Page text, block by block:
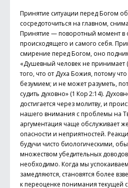
Принятие ситуации перед Богом
сосредоточиться на главном,
Принятие — поворотный момент в
происходящего и самого себя.
смирение перед Богом, оно
«Душевный человек не принимает
того, что от Духа Божия, потому
безумием; и не может разуметь,
судить духовно» (1 Кор 2:14).
достигается через молитву, и
нашего внимания с проблемы на
аргументация чаще обслуживает
опасности и неприятностей.
будучи чисто биологическими,
множеством убедительных
необходимо. Когда мы
замедляются, становятся более
к переоценке понимания текущей